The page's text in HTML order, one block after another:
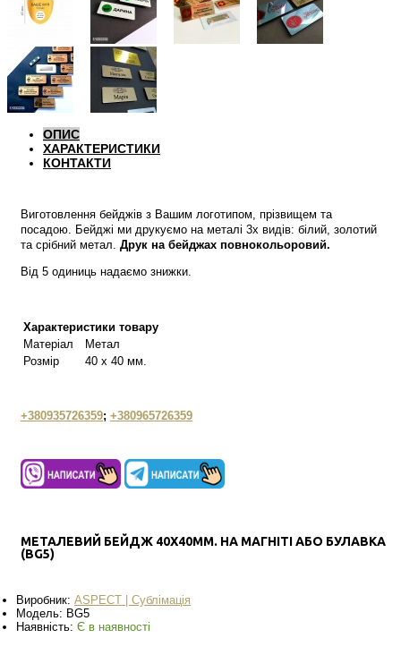
ОПИС
ХАРАКТЕРИСТИКИ
КОНТАКТИ
Виготовлення бейджів з Вашим логотипом, прізвищем та
посадою. Бейджі ми друкуємо на металі 3х видів: білий, золотий
та срібний метал. Друк на бейджах повнокольоровий.
Від 5 одиниць надаємо знижки.
Характеристики товару
Матеріал
Метал
Розмір
40 х 40 мм.
+380935726359; +380965726359
МЕТАЛЕВИЙ БЕЙДЖ 40X40ММ. НА МАГНІТІ АБО БУЛАВКА
(BG5)
Виробник: ASPECT | Сублімація
Модель: BG5
Наявність: Є в наявності